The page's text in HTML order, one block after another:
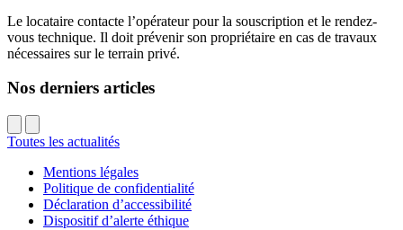
Le locataire contacte l’opérateur pour la souscription et le rendez-
vous technique. Il doit prévenir son propriétaire en cas de travaux
nécessaires sur le terrain privé.
Nos derniers articles
Toutes les actualités
Mentions légales
Politique de confidentialité
Déclaration d’accessibilité
Dispositif d’alerte éthique